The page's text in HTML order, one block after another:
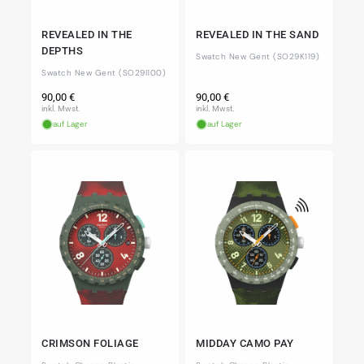
REVEALED IN THE
DEPTHS
Swatch New Gent (SO29I100)
Normaler
Preis
90,00 €
inkl. Mwst.
auf Lager
REVEALED IN THE SAND
Swatch New Gent (SO29K119)
Normaler
Preis
90,00 €
inkl. Mwst.
auf Lager
CRIMSON FOLIAGE MIDDAY CAMO PAY